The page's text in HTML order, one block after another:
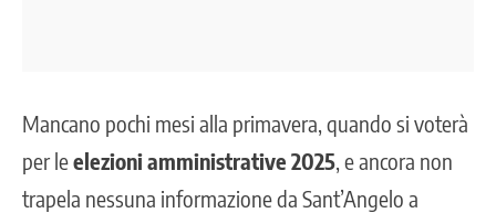
Mancano pochi mesi alla primavera, quando si voterà
per leelezioni amministrative 2025 , e ancora non
trapela nessuna informazione da Sant’Angelo a